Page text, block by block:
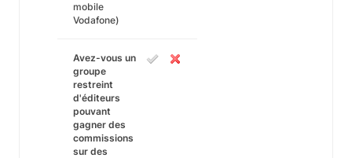
mobile
Vodafone)
Avez-vous un
groupe
restreint
d'éditeurs
pouvant
gagner des
commissions
sur des